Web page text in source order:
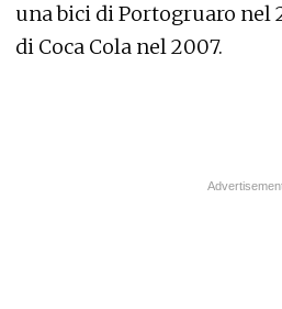
una bici di Portogruaro nel
di Coca Cola nel 2007.